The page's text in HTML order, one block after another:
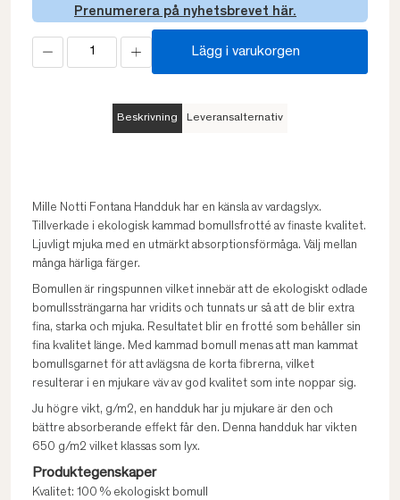
Prenumerera på nyhetsbrevet här.
Lägg i varukorgen
Beskrivning Leveransalternativ
Mille Notti Fontana Handduk har en känsla av vardagslyx.
Tillverkade i ekologisk kammad bomullsfrotté av finaste kvalitet.
Ljuvligt mjuka med en utmärkt absorptionsförmåga. Välj mellan
många härliga färger.
Bomullen är ringspunnen vilket innebär att de ekologiskt odlade
bomullssträngarna har vridits och tunnats ur så att de blir extra
fina, starka och mjuka. Resultatet blir en frotté som behåller sin
fina kvalitet länge. Med kammad bomull menas att man kammat
bomullsgarnet för att avlägsna de korta fibrerna, vilket
resulterar i en mjukare väv av god kvalitet som inte noppar sig.
Ju högre vikt, g/m2, en handduk har ju mjukare är den och
bättre absorberande effekt får den. Denna handduk har vikten
650 g/m2 vilket klassas som lyx.
Produktegenskaper
Kvalitet: 100 % ekologiskt bomull